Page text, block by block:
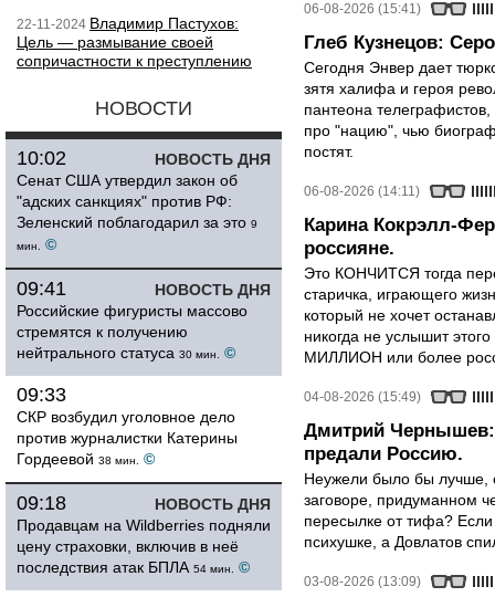
22-11-2024 Владимир Пастухов:
Цель — размывание своей
сопричастности к преступлению
НОВОСТИ
НОВОСТЬ ДНЯ
10:02
Сенат США утвердил закон об
"адских санкциях" против РФ:
Зеленский поблагодарил за это 9
мин.
©
НОВОСТЬ ДНЯ
09:41
Российские фигуристы массово
стремятся к получению
нейтрального статуса 30 мин. ©
09:33
СКР возбудил уголовное дело
против журналистки Катерины
Гордеевой 38 мин. ©
НОВОСТЬ ДНЯ
09:18
Продавцам на Wildberries подняли
цену страховки, включив в неё
последствия атак БПЛА 54 мин. ©
06-08-2026 (15:41)
Глеб Кузнецов:
Сегодня Энвер дает
зятя халифа и героя
пантеона
про "нацию", чью
постят.
06-08-2026 (14:11)
Карина Кокрэлл-
россияне.
Это КОНЧИТСЯ тогда
старичка, играющего
который не хочет
никогда не услышит
МИЛЛИОН или более
04-08-2026 (15:49)
Дмитрий Чернышев:
предали Россию.
Неужели было бы лучше,
заговоре, придуманном
пересылке от тифа?
психушке, а Довлатов
03-08-2026 (13:09)